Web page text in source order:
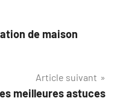
de maison
Article suivant
meilleures astuces